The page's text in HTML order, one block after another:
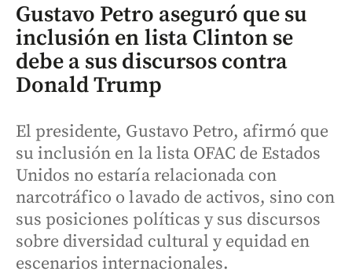
Gustavo Petro aseguró que su
inclusión en lista Clinton se
debe a sus discursos contra
Donald Trump
El presidente, Gustavo Petro, afirmó que
su inclusión en la lista OFAC de Estados
Unidos no estaría relacionada con
narcotráfico o lavado de activos, sino con
sus posiciones políticas y sus discursos
sobre diversidad cultural y equidad en
escenarios internacionales.